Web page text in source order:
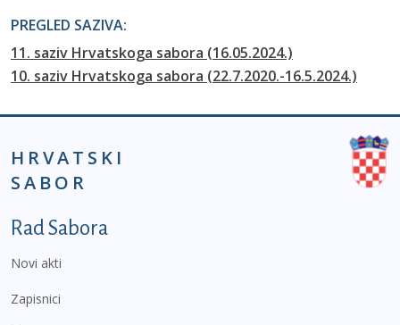
PREGLED SAZIVA:
11. saziv Hrvatskoga sabora (16.05.2024.)
10. saziv Hrvatskoga sabora (22.7.2020.-16.5.2024.)
HRVATSKI
SABOR
Podnožje prvi izbornik
Rad Sabora
Novi akti
Zapisnici